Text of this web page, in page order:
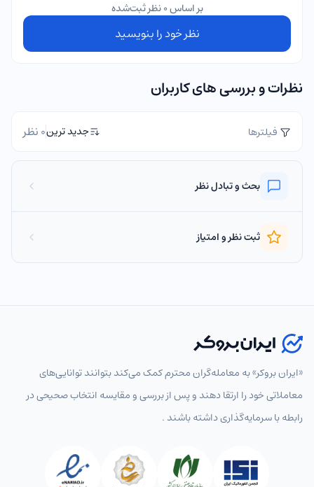
بر اساس 0 نظر ثبت‌شده
نظر خود را بنویسید
نظرات و بررسی های کاربران
فیلترها جدید ترین0 نظر
بحث و تبادل نظر
ثبت نظر و امتیاز
«ایران بروکر» به معامله‌گران محترم کمک می‌کند بتوانند توانایی‌های
معاملاتی خود را ارتقا دهند و پس از بررسی و مقایسه انتخاب‌ صحیحی در
رابطه با سرمایه‌گذاری داشته باشند .